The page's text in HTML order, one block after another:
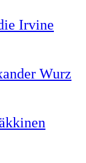
Irvine
Wurz